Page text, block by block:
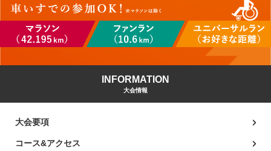
INFORMATION
大会情報
大会要項
コース&アクセス